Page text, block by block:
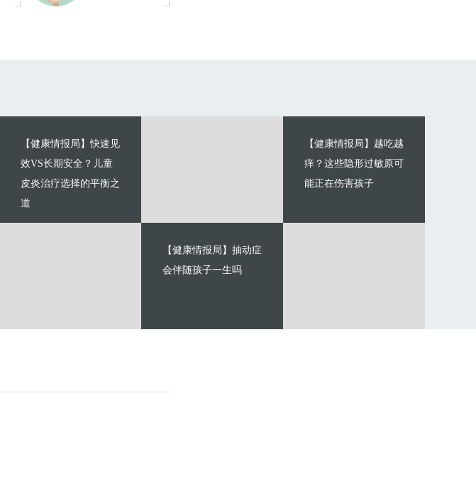
【健康情报局】快速见
效VS长期安全？儿童
皮炎治疗选择的平衡之
道
【健康情报局】越吃越
痒？这些隐形过敏原可
能正在伤害孩子
【健康情报局】抽动症
会伴随孩子一生吗